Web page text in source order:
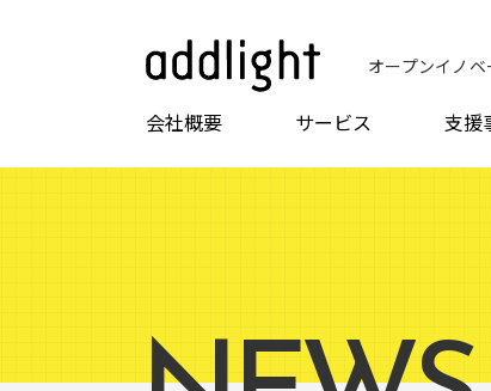
オープンイノ
会社概要 サービス 支援